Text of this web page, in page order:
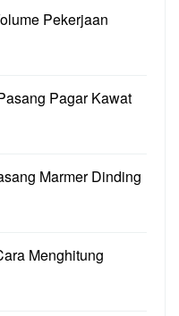
Pekerjaan
Pagar Kawat
Marmer Dinding
Menghitung